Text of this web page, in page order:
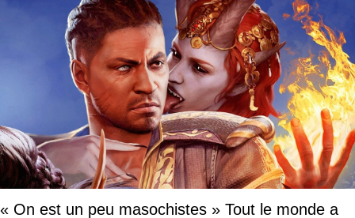
« On est un peu masochistes » Tout le monde a